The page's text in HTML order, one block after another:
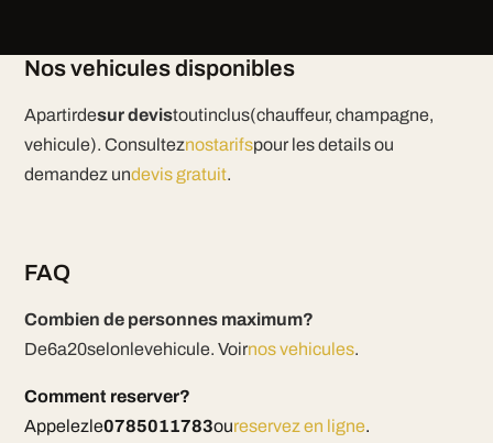
Nos vehicules disponibles
Apartirdesur devistoutinclus(chauffeur, champagne,
vehicule). Consulteznostarifspour les details ou
demandez undevis gratuit.
FAQ
Combien de personnes maximum?
De6a20selonlevehicule. Voirnos vehicules.
Comment reserver?
Appelezle0785011783oureservez en ligne.